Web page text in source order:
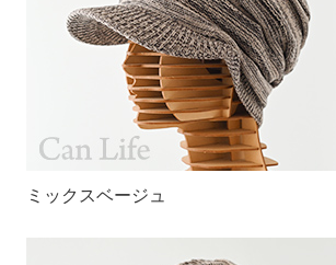
ミックスベージュ